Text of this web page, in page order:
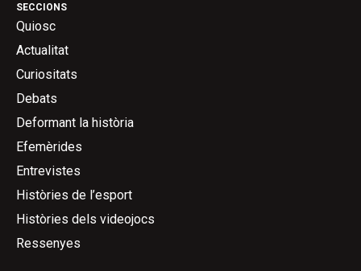
SECCIONS
Quiosc
Actualitat
Curiositats
Debats
Deformant la història
Efemèrides
Entrevistes
Històries de l’esport
Històries dels videojocs
Ressenyes